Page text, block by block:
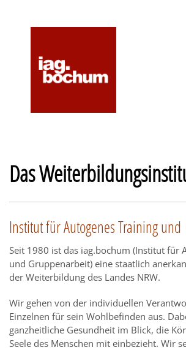
Das
Institut für Autogenes Training
Seit 1980 ist das iag.bochum (Institut für
und Gruppenarbeit) eine staatlich
der Weiterbildung des Landes NRW.
Wir gehen von der individuellen
Einzelnen für sein Wohlbefinden aus.
ganzheitliche Gesundheit im Blick, die
Seele des Menschen mit einbezieht. Wir